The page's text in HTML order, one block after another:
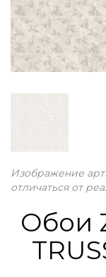
Изображение
отличаться от
Обои